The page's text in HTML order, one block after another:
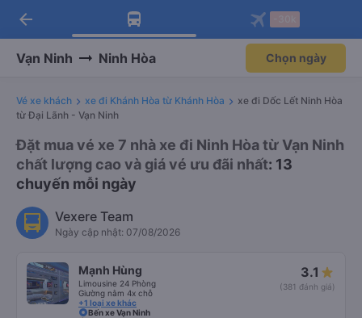
Tải app Vexere ngay!
Nhận ưu đãi thành viên độc
Mở app
Tải app Vexere
-30k/ghế khi đặt vé máy bay qua
Mở app
arrow_back
Vạn Ninh Ninh Hòa Chọn ngày
Vé xe khách xe đi Khánh Hòa từ Khánh Hòa
xe đi Dốc Lết Ninh Hòa
từ Đại Lãnh - Vạn Ninh
Đặt mua vé xe 7 nhà xe đi Ninh Hòa từ Vạn Ninh
chất lượng cao và giá vé ưu đãi nhất: 13
chuyến mỗi ngày
Vexere Team
Ngày cập nhật: 07/08/2026
Mạnh Hùng
Limousine 24 Phòng
Giường nằm 4x chỗ
+1 loại xe khác
3.1
(381 đánh giá)
Bến xe Vạn Ninh